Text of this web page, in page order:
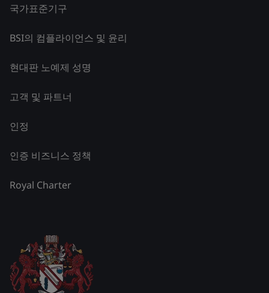
국가표준기구
BSI의 컴플라이언스 및 윤리
현대판 노예제 성명
고객 및 파트너
인정
인증 비즈니스 정책
Royal Charter